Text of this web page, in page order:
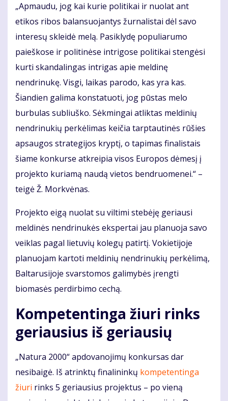
„Apmaudu, jog kai kurie politikai ir nuolat ant
etikos ribos balansuojantys žurnalistai dėl savo
interesų skleidė melą. Pasiklydę populiarumo
paieškose ir politinėse intrigose politikai stengėsi
kurti skandalingas intrigas apie meldinę
nendrinukę. Visgi, laikas parodo, kas yra kas.
Šiandien galima konstatuoti, jog pūstas melo
burbulas subliuško. Sėkmingai atliktas meldinių
nendrinukių perkėlimas keičia tarptautinės rūšies
apsaugos strategijos kryptį, o tapimas finalistais
šiame konkurse atkreipia visos Europos dėmesį į
projekto kuriamą naudą vietos bendruomenei.“ –
teigė Ž. Morkvėnas.
Projekto eigą nuolat su viltimi stebėję geriausi
meldinės nendrinukės ekspertai jau planuoja savo
veiklas pagal lietuvių kolegų patirtį. Vokietijoje
planuojam kartoti meldinių nendrinukių perkėlimą,
Baltarusijoje svarstomos galimybės įrengti
biomasės perdirbimo cechą.
Kompetentinga žiuri rinks
geriausius iš geriausių
„Natura 2000“ apdovanojimų konkursas dar
nesibaigė. Iš atrinktų finalininkų kompetentinga
žiuri rinks 5 geriausius projektus – po vieną